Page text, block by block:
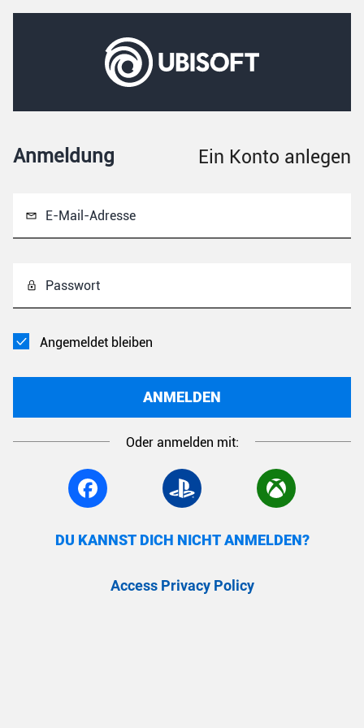
Anmeldung Ein Konto anlegen
E-Mail-Adresse
Passwort
Angemeldet bleiben
ANMELDEN
Oder anmelden mit:
DU KANNST DICH NICHT ANMELDEN?
Access Privacy Policy